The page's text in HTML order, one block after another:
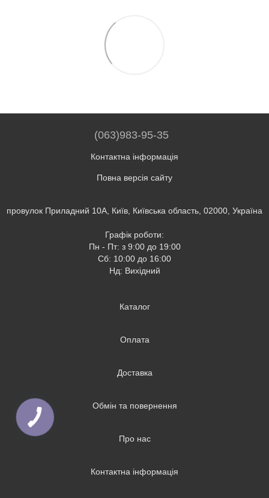
(063)983-95-35
Контактна інформація
Повна версія сайту
провулок Приладний 10А, Київ, Київська область, 02000, Україна
Графік роботи:
Пн - Пт: з 9:00 до 19:00
Сб: 10:00 до 16:00
Нд: Вихідний
Каталог
Оплата
Доставка
Обмін та повернення
Про нас
Контактна інформація